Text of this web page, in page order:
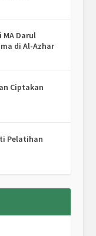
Darul
di Al-Azhar
Ciptakan
Pelatihan